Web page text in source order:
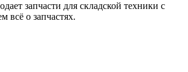
запчасти для складской техники с
всё о запчастях.